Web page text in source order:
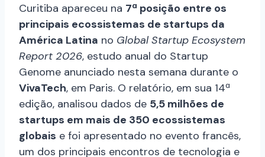
Curitiba apareceu na 7ª posição entre os
principais ecossistemas de startups da
América Latina no Global Startup Ecosystem
Report 2026, estudo anual do Startup
Genome anunciado nesta semana durante o
VivaTech, em Paris. O relatório, em sua 14ª
edição, analisou dados de 5,5 milhões de
startups em mais de 350 ecossistemas
globais e foi apresentado no evento francês,
um dos principais encontros de tecnologia e